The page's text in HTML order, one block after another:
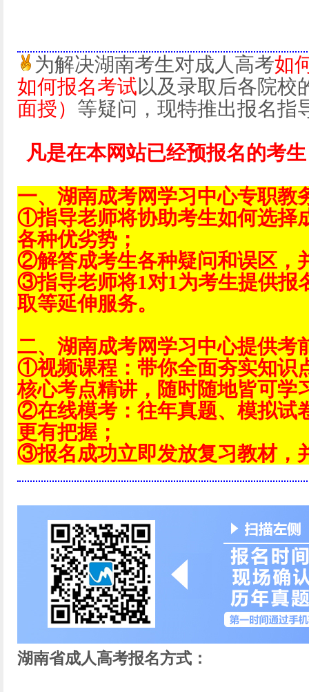
为解决湖南考生对成人高考如
如何报名考试以及录取后各院校
面授） 等疑问，现特推出报名指
凡是在本网站已经预报名的考
一、湖南成考网学习中心专职教
①指导老师将协助考生如何选择
各种优劣势；
②解答成考生各种疑问和误区，
③指导老师将1对1为考生提供报
取等延伸服务。
二、湖南成考网学习中心提供考
①视频课程：带你全面夯实知识
核心考点精讲，随时随地皆可学
②在线模考：往年真题、模拟试
更有把握；
③报名成功立即发放复习教材，
湖南省成人高考报名方式：